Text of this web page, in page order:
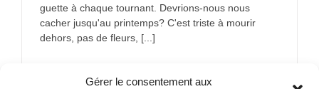
Gérer le consentement aux
guette à chaque tournant. Devrions-nous nous
cacher jusqu'au printemps? C'est triste à mourir
dehors, pas de fleurs, [...]